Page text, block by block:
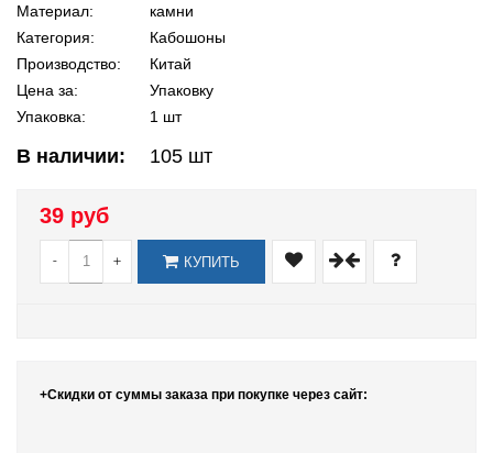
Материал:
камни
Категория:
Кабошоны
Производство:
Китай
Цена за:
Упаковку
Упаковка:
1 шт
В наличии: 105 шт
39 руб
- + КУПИТЬ
+Скидки от суммы заказа при покупке через сайт: